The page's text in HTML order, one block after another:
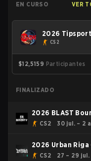
EN CURSO VER
2026 Tipsport
CS2
$12,515 9 Participantes
FINALIZADO
2026 BLAST
CS2 30 jul. – 2
2026 Urban Riga
CS2 27 – 29 jul.